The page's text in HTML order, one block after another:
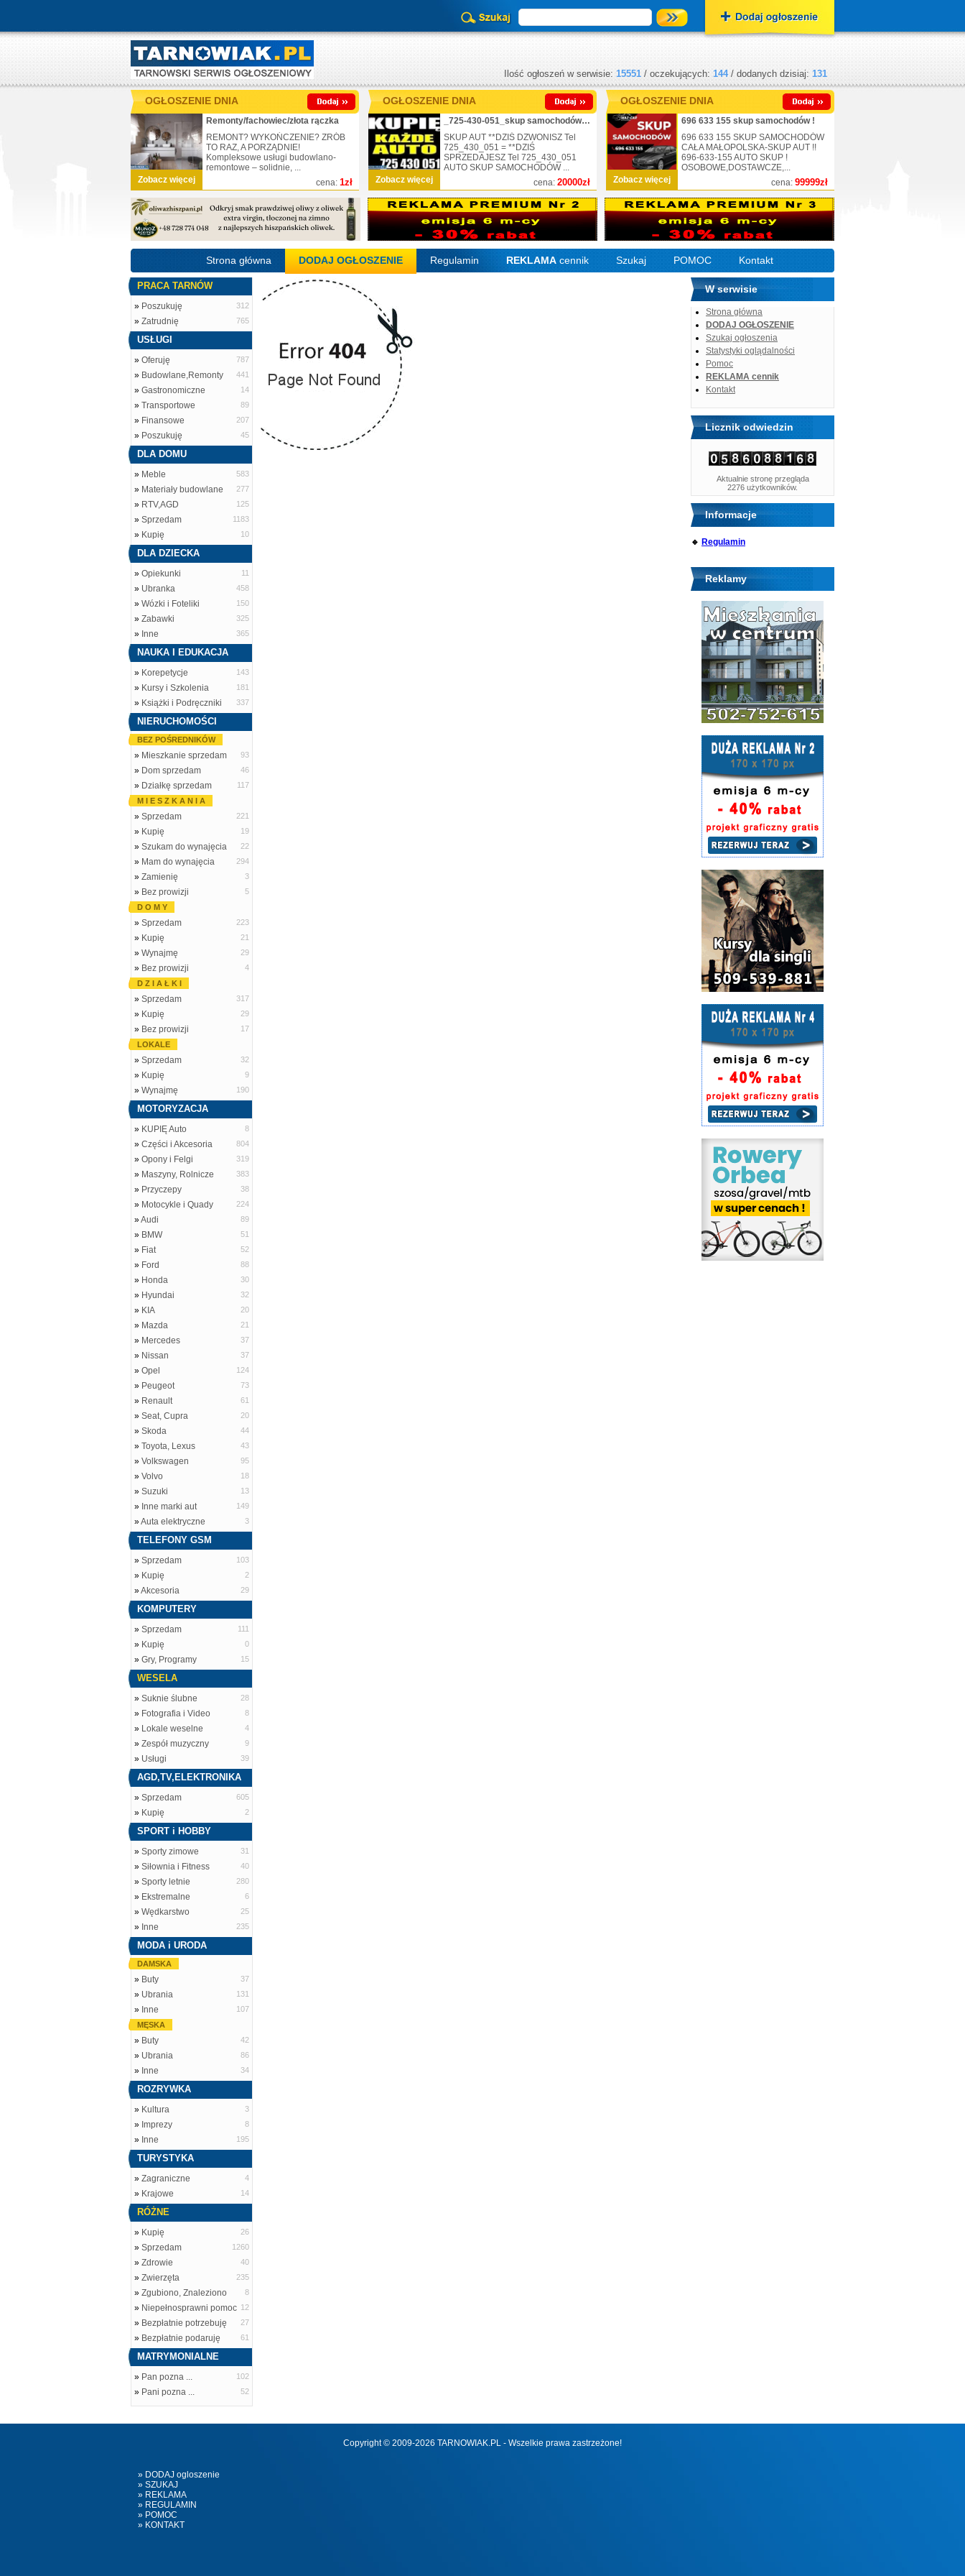
Ilość ogłoszeń w serwisie: 15551 / oczekujących: 144/ dodanych dzisiaj: 131
OGŁOSZENIE DNIA
Zobacz więcej cena: 1zł
Remonty/fachowiec/złota rączka
REMONT? WYKOŃCZENIE? ZRÓB
TO RAZ, A PORZĄDNIE!
Kompleksowe usługi budowlano-
remontowe – solidnie, ...
OGŁOSZENIE DNIA
Zobacz więcej cena: 20000zł
_725-430-051_skup samochodów_nr.1
SKUP AUT **DZIŚ DZWONISZ Tel
725_430_051 = **DZIŚ
SPRZEDAJESZ Tel 725_430_051
AUTO SKUP SAMOCHODÓW ...
OGŁOSZENIE DNIA
Zobacz więcej cena: 99999zł
696 633 155 skup samochodów !
696 633 155 SKUP SAMOCHODÓW
CAŁA MAŁOPOLSKA-SKUP AUT !!
696-633-155 AUTO SKUP !
OSOBOWE,DOSTAWCZE,...
Strona główna DODAJ OGŁOSZENIE Regulamin REKLAMA cennik Szukaj POMOC Kontakt
PRACA TARNÓW
» Poszukuję 312
» Zatrudnię 765
USŁUGI
» Oferuję 787
» Budowlane,Remonty 441
» Gastronomiczne 14
» Transportowe 89
» Finansowe 207
» Poszukuję 45
DLA DOMU
» Meble 583
» Materiały budowlane 277
» RTV,AGD 125
» Sprzedam 1183
» Kupię 10
DLA DZIECKA
» Opiekunki 11
» Ubranka 458
» Wózki i Foteliki 150
» Zabawki 325
» Inne 365
NAUKA I EDUKACJA
» Korepetycje 143
» Kursy i Szkolenia 181
» Książki i Podręczniki 337
NIERUCHOMOŚCI
BEZ POŚREDNIKÓW
» Mieszkanie sprzedam 93
» Dom sprzedam 46
» Działkę sprzedam
117
M I E S Z K A N I A
» Sprzedam 221
» Kupię 19
» Szukam do wynajęcia 22
» Mam do wynajęcia 294
» Zamienię 3
» Bez prowizji
5
D O M Y
» Sprzedam 223
» Kupię 21
» Wynajmę 29
» Bez prowizji
4
D Z I A Ł K I
» Sprzedam 317
» Kupię 29
» Bez prowizji
17
LOKALE
» Sprzedam 32
» Kupię 9
» Wynajmę 190
MOTORYZACJA
» KUPIĘ Auto 8
» Części i Akcesoria 804
» Opony i Felgi 319
» Maszyny, Rolnicze 383
» Przyczepy 38
» Motocykle i Quady 224
»Audi 89
» BMW 51
» Fiat 52
» Ford 88
» Honda 30
» Hyundai 32
» KIA 20
» Mazda 21
» Mercedes 37
» Nissan 37
» Opel 124
» Peugeot 73
» Renault 61
» Seat, Cupra 20
» Skoda 44
» Toyota, Lexus 43
» Volkswagen 95
» Volvo 18
» Suzuki 13
» Inne marki aut 149
»Auta elektryczne 3
TELEFONY GSM
» Sprzedam 103
» Kupię 2
»Akcesoria 29
KOMPUTERY
» Sprzedam 111
» Kupię 0
» Gry, Programy 15
WESELA
» Suknie ślubne 28
» Fotografia i Video 8
» Lokale weselne 4
» Zespół muzyczny 9
» Usługi 39
AGD,TV,ELEKTRONIKA
» Sprzedam 605
» Kupię 2
SPORT i HOBBY
» Sporty zimowe 31
» Siłownia i Fitness 40
» Sporty letnie 280
» Ekstremalne 6
» Wędkarstwo 25
» Inne 235
MODA i URODA
DAMSKA
» Buty 37
» Ubrania 131
» Inne
107
MĘSKA
» Buty 42
» Ubrania 86
» Inne 34
ROZRYWKA
» Kultura 3
» Imprezy 8
» Inne 195
TURYSTYKA
» Zagraniczne 4
» Krajowe 14
RÓŻNE
» Kupię 26
» Sprzedam 1260
» Zdrowie 40
» Zwierzęta 235
» Zgubiono, Znaleziono 8
» Niepełnosprawni pomoc 12
» Bezpłatnie potrzebuję 27
» Bezpłatnie podaruję 61
MATRYMONIALNE
» Pan pozna ... 102
» Pani pozna ... 52
W serwisie
Strona główna
DODAJ OGŁOSZENIE
Szukaj ogłoszenia
Statystyki oglądalności
Pomoc
REKLAMA cennik
Kontakt
Licznik odwiedzin
Aktualnie stronę przegląda
2276 użytkowników.
Informacje
🔹 Regulamin
Reklamy
Copyright © 2009-2026 TARNOWIAK.PL - Wszelkie prawa zastrzeżone!
» DODAJ ogloszenie
» SZUKAJ
» REKLAMA
» REGULAMIN
» POMOC
» KONTAKT